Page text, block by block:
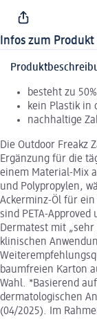
Infos zum Produkt
besteht zu
kein Plastik in
nachhaltige
Die Outdoor Freakz
Ergänzung für die
einem Material-Mix
und Polypropylen,
Ackerminz-Öl für ein
sind PETA-
Dermatest mit
klinischen
baumfreien Karton
Wahl. *Basierend
dermatologischen
(04/2025). Im